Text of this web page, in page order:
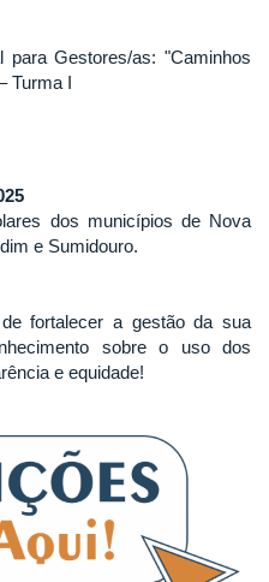
Gestores/as: "Caminhos
Turma I
dos municípios de Nova
e Sumidouro.
fortalecer a gestão da sua
sobre o uso dos
e equidade!